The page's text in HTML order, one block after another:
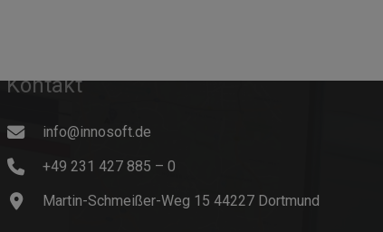
Kontakt
info@innosoft.de
+49 231 427 885 – 0
Martin-Schmeißer-Weg 15 44227 Dortmund